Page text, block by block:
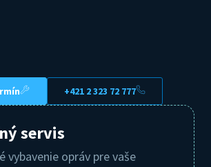
+421 2 323 72 777
servis
vybavenie opráv pre vaše